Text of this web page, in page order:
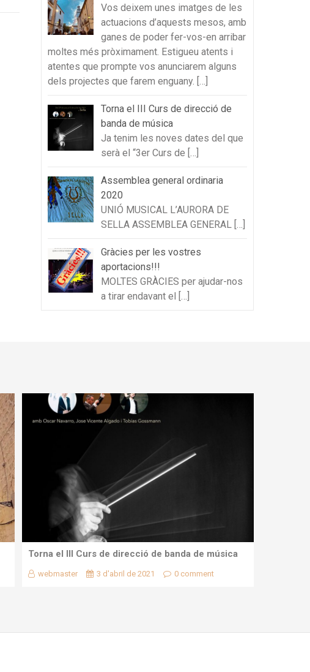
Vos deixem unes imatges de les
actuacions d’aquests mesos, amb
ganes de poder fer-vos-en arribar
moltes més pròximament. Estigueu atents i
atentes que prompte vos anunciarem alguns
dels projectes que farem enguany. […]
Torna el III Curs de direcció de
banda de música
Ja tenim les noves dates del que
serà el “3er Curs de […]
Assemblea general ordinaria
2020
UNIÓ MUSICAL L’AURORA DE
SELLA ASSEMBLEA GENERAL […]
Gràcies per les vostres
aportacions!!!
MOLTES GRÀCIES per ajudar-nos
a tirar endavant el […]
Torna el III Curs de direcció de banda de música
webmaster 3 d'abril de 2021 0 comment